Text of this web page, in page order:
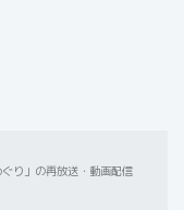
り」の再放送・動画配信